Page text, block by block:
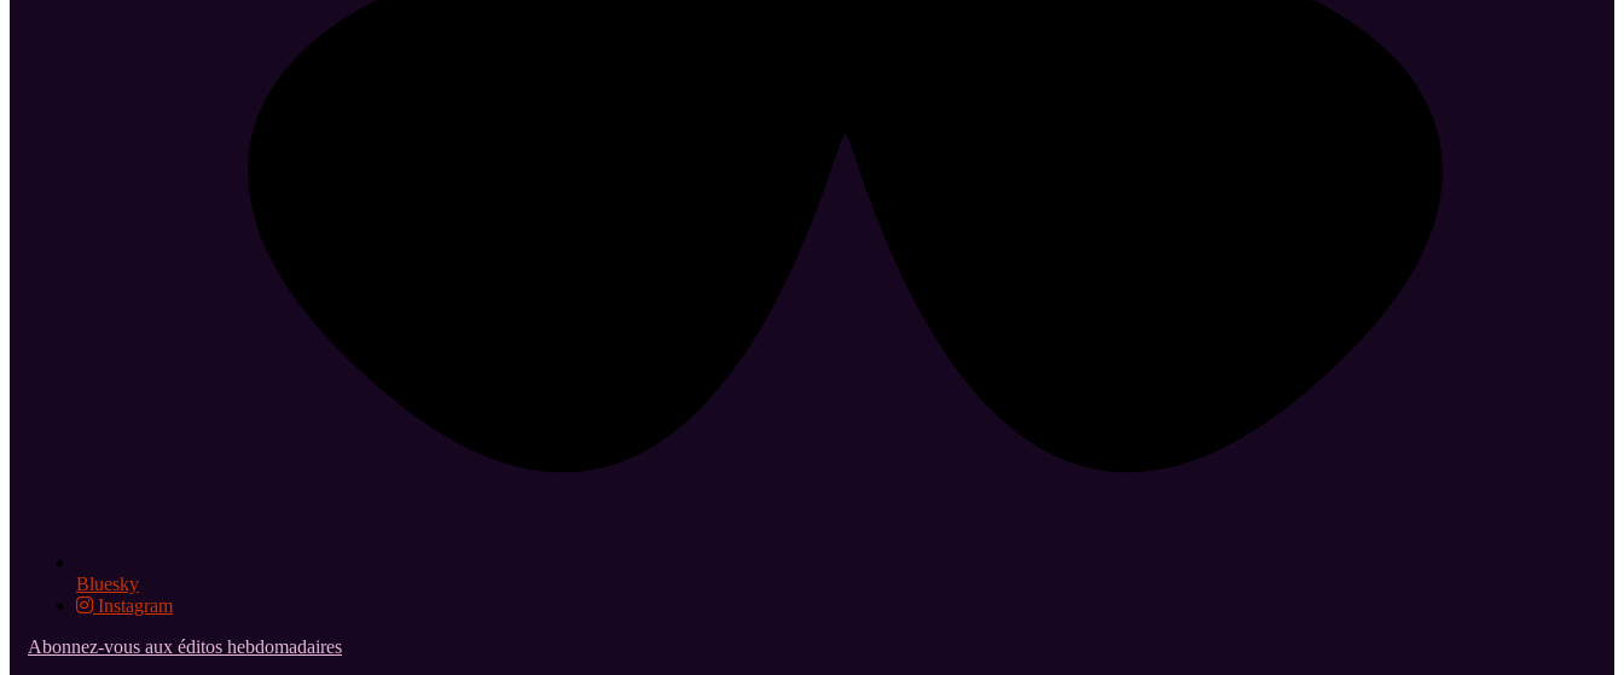
Bluesky
Instagram
Abonnez-vous aux éditos hebdomadaires